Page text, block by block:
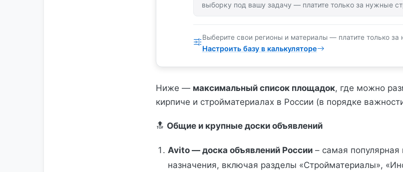
выборку под вашу задачу — платите только за нужные
Выберите свои регионы и материалы — платите только за
Настроить базу в калькуляторе
Ниже — максимальный список площадок, где можно
кирпиче и стройматериалах в России (в порядке
🔝 Общие и крупные доски объявлений
Avito — доска объявлений России – самая
назначения, включая разделы «Стройматериалы»,